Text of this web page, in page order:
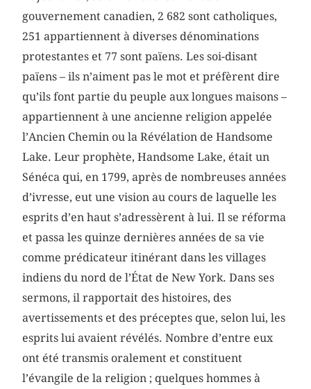
gouvernement canadien, 2 682 sont catholiques,
251 appartiennent à diverses dénominations
protestantes et 77 sont païens. Les soi-disant
païens – ils n’aiment pas le mot et préfèrent dire
qu’ils font partie du peuple aux longues maisons –
appartiennent à une ancienne religion appelée
l’Ancien Chemin ou la Révélation de Handsome
Lake. Leur prophète, Handsome Lake, était un
Sénéca qui, en 1799, après de nombreuses années
d’ivresse, eut une vision au cours de laquelle les
esprits d’en haut s’adressèrent à lui. Il se réforma
et passa les quinze dernières années de sa vie
comme prédicateur itinérant dans les villages
indiens du nord de l’État de New York. Dans ses
sermons, il rapportait des histoires, des
avertissements et des préceptes que, selon lui, les
esprits lui avaient révélés. Nombre d’entre eux
ont été transmis oralement et constituent
l’évangile de la religion ; quelques hommes à